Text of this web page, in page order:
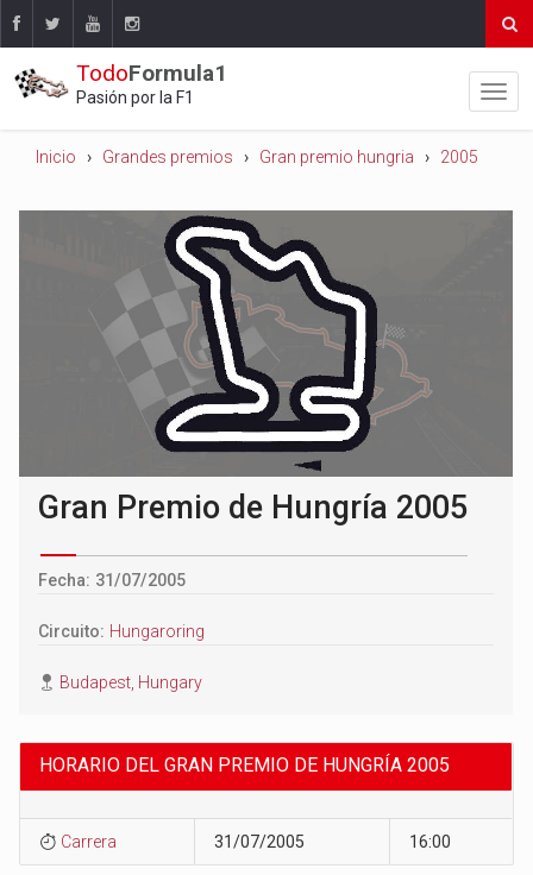
TodoFormula1
Pasión por la F1
Inicio Grandes premios Gran premio hungria 2005
Gran Premio de Hungría 2005
Fecha: 31/07/2005
Circuito: Hungaroring
Budapest, Hungary
HORARIO DEL GRAN PREMIO DE HUNGRÍA 2005
Carrera 31/07/2005 16:00